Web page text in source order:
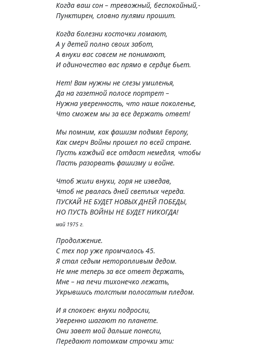
Когда ваш сон – тревожный, беспокойный,-
Пунктирен, словно пулями прошит.
Когда болезни косточки ломают,
А у детей полно своих забот,
А внуки вас совсем не понимают,
И одиночество вас прямо в сердце бьет.
Нет! Вам нужны не слезы умиленья,
Да на газетной полосе портрет –
Нужна уверенность, что наше поколенье,
Что сможем мы за все держать ответ!
Мы помним, как фашизм подмял Европу,
Как смерч Войны прошел по всей стране.
Пусть каждый все отдаст немедля, чтобы
Пасть разорвать фашизму и войне.
Чтоб жили внуки, горя не изведав,
Чтоб не рвалась дней светлых череда.
ПУСКАЙ НЕ БУДЕТ НОВЫХ ДНЕЙ ПОБЕДЫ,
НО ПУСТЬ ВОЙНЫ НЕ БУДЕТ НИКОГДА!
май 1975 г.
Продолжение.
С тех пор уже промчалось 45.
Я стал седым неторопливым дедом.
Не мне теперь за все ответ держать,
Мне – на печи тихонечко лежать,
Укрывшись толстым полосатым пледом.
И я спокоен: внуки подросли,
Уверенно шагают по планете.
Они завет мой дальше понесли,
Передают потомкам строчки эти: